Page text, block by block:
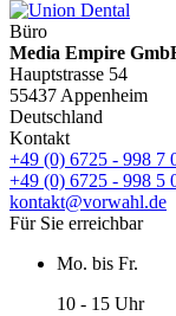
Büro
Media Empire
Hauptstrasse 54
55437 Appenheim
Deutschland
Kontakt
+49 (0) 6725 - 998 7
+49 (0) 6725 - 998 5
kontakt@vorwahl.de
Für Sie erreichbar
Mo. bis Fr.
10 - 15 Uhr